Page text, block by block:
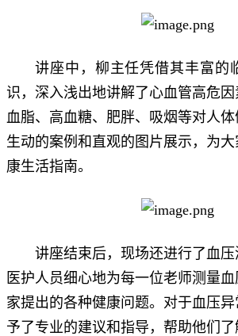
讲座中，柳主任凭借其丰富的
识，深入浅出地讲解了心血管高危
血脂、高血糖、肥胖、吸烟等对人
生动的案例和直观的图片展示，为
康生活指南。
讲座结束后，现场还进行了血压
医护人员细心地为每一位老师测量
家提出的各种健康问题。对于血压
予了专业的建议和指导，帮助他们了